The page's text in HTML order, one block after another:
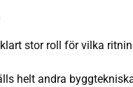
stor roll för vilka
helt andra